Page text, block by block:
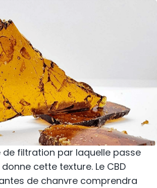
de filtration par laquelle passe
cette texture. Le CBD
de chanvre comprendra